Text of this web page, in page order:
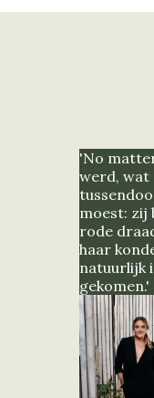
'No
werd, wat
moest: zij
rode
haar
natuurlijk
gekomen.'